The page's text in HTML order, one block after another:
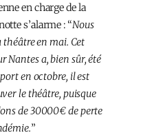
en charge de la
s’alarme : “Nous
théâtre en mai. Cet
a, bien sûr, été
en octobre, il est
le théâtre, puisque
de 30000€ de perte
”